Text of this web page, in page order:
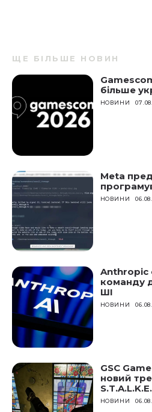
ЩЕ БІЛЬШЕ НОВИН
більше
НОВИНИ
Meta
НОВИНИ
Anthropic
команду
ШІ
НОВИНИ
GSC
новий
НОВИНИ